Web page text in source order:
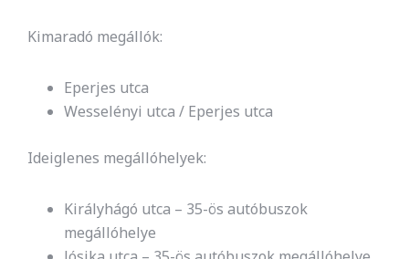
Kimaradó megállók:
Eperjes utca
Wesselényi utca / Eperjes utca
Ideiglenes megállóhelyek:
Királyhágó utca – 35-ös autóbuszok
megállóhelye